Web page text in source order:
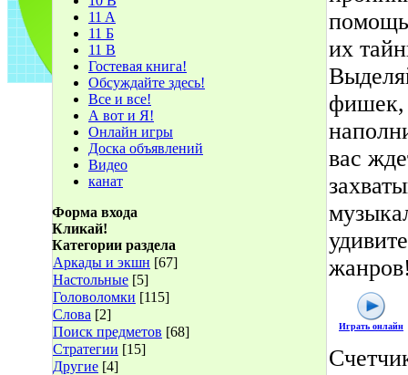
11 A
11 Б
11 В
Гостевая книга!
Обсуждайте здесь!
Все и все!
А вот и Я!
Онлайн игры
Доска объявлений
Видео
канат
Форма входа
Кликай!
Категории раздела
Аркады и экшн [67]
Настольные [5]
Головоломки [115]
Слова [2]
Поиск предметов [68]
Стратегии [15]
Другие [4]
их
фишек,
вас
Играть онлайн